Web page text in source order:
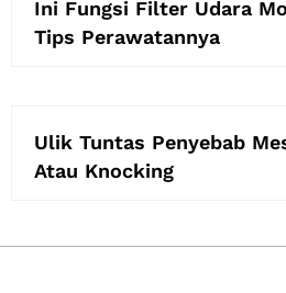
Ini Fungsi Filter Udara
Tips Perawatannya
Ulik Tuntas Penyebab
Atau Knocking